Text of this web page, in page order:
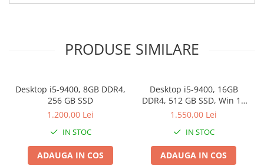
PRODUSE SIMILARE
Desktop i5-9400, 8GB DDR4,
256 GB SSD
1.200,00 Lei
IN STOC
ADAUGA IN COS
Desktop i5-9400, 16GB
DDR4, 512 GB SSD, Win 11
Pro
1.550,00 Lei
IN STOC
ADAUGA IN COS